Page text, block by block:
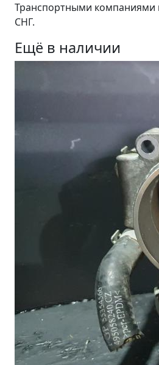
Транспортными компаниями
СНГ.
Ещё в наличии